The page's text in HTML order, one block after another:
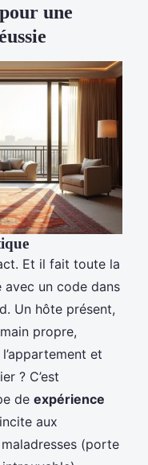
une
Et il fait toute la
avec un code dans
Un hôte présent,
propre,
et
? C’est
de expérience
aux
(porte